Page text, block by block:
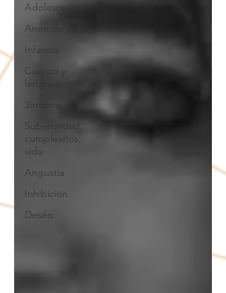
Adolescencia
Amor de pareja
Infancia
Cuerpo y
lenguaje
Síntoma
Subjetividad,
cumpleaños,
vida
Angustia
Inhibición
Deseo